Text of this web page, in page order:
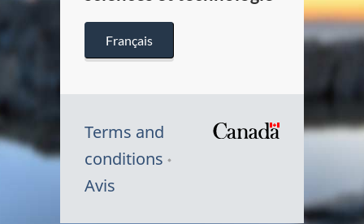
Français
Terms and
conditions
Avis